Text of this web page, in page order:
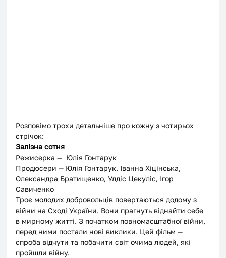
Розповімо трохи детальніше про кожну з чотирьох
стрічок:
Залізна сотня
Режисерка —  Юлія Гонтарук
Продюсери — Юлія Гонтарук, Іванна Хіцінська,
Олександра Братищенко, Улдіс Цекуліс, Ігор
Савиченко
Троє молодих добровольців повертаються додому з
війни на Сході України. Вони прагнуть віднайти себе
в мирному житті. З початком повномасштабної війни,
перед ними постали нові виклики. Цей фільм —
спроба відчути та побачити світ очима людей, які
пройшли війну.